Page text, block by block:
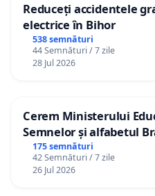
Reduceți accidentele
electrice în Bihor
538 semnături
44 Semnături / 7 zile
28 Jul 2026
Cerem Ministerului
Semnelor și alfabetul
Republica Moldova!
175 semnături
42 Semnături / 7 zile
26 Jul 2026